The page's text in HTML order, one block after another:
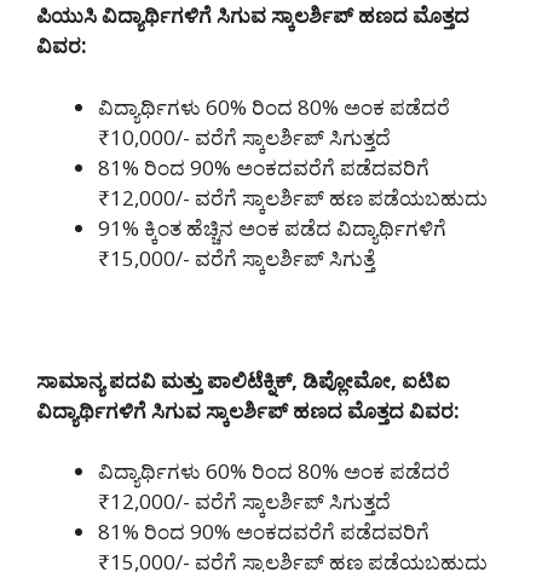
ಪಿಯುಸಿ ವಿದ್ಯಾರ್ಥಿಗಳಿಗೆ ಸಿಗುವ ಸ್ಕಾಲರ್ಶಿಪ್ ಹಣದ ಮೊತ್ತದ
ವಿವರ:
ವಿದ್ಯಾರ್ಥಿಗಳು 60% ರಿಂದ 80% ಅಂಕ ಪಡೆದರೆ
₹10,000/- ವರೆಗೆ ಸ್ಕಾಲರ್ಶಿಪ್ ಸಿಗುತ್ತದೆ
81% ರಿಂದ 90% ಅಂಕದವರೆಗೆ ಪಡೆದವರಿಗೆ
₹12,000/- ವರೆಗೆ ಸ್ಕಾಲರ್ಶಿಪ್ ಹಣ ಪಡೆಯಬಹುದು
91% ಕ್ಕಿಂತ ಹೆಚ್ಚಿನ ಅಂಕ ಪಡೆದ ವಿದ್ಯಾರ್ಥಿಗಳಿಗೆ
₹15,000/- ವರೆಗೆ ಸ್ಕಾಲರ್ಶಿಪ್ ಸಿಗುತ್ತೆ
ಸಾಮಾನ್ಯ ಪದವಿ ಮತ್ತು ಪಾಲಿಟೆಕ್ನಿಕ್, ಡಿಪ್ಲೋಮೋ, ಐಟಿಐ
ವಿದ್ಯಾರ್ಥಿಗಳಿಗೆ ಸಿಗುವ ಸ್ಕಾಲರ್ಶಿಪ್ ಹಣದ ಮೊತ್ತದ ವಿವರ:
ವಿದ್ಯಾರ್ಥಿಗಳು 60% ರಿಂದ 80% ಅಂಕ ಪಡೆದರೆ
₹12,000/- ವರೆಗೆ ಸ್ಕಾಲರ್ಶಿಪ್ ಸಿಗುತ್ತದೆ
81% ರಿಂದ 90% ಅಂಕದವರೆಗೆ ಪಡೆದವರಿಗೆ
₹15,000/- ವರೆಗೆ ಸ್ಕಾಲರ್ಶಿಪ್ ಹಣ ಪಡೆಯಬಹುದು